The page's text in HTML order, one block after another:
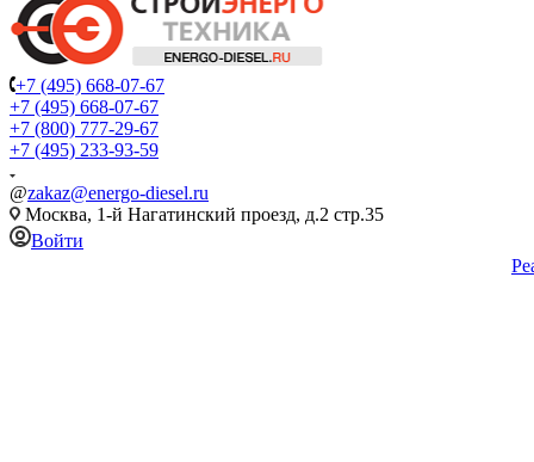
+7 (495) 668-07-67
+7 (495) 668-07-67
+7 (800) 777-29-67
+7 (495) 233-93-59
@zakaz@energo-diesel.ru
Москва, 1-й Нагатинский проезд, д.2 стр.35
Войти